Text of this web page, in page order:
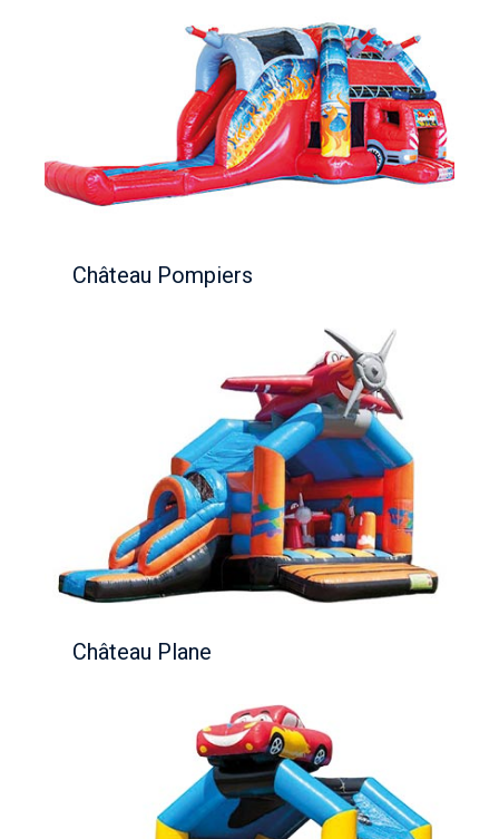
Château Pompiers
Château Plane